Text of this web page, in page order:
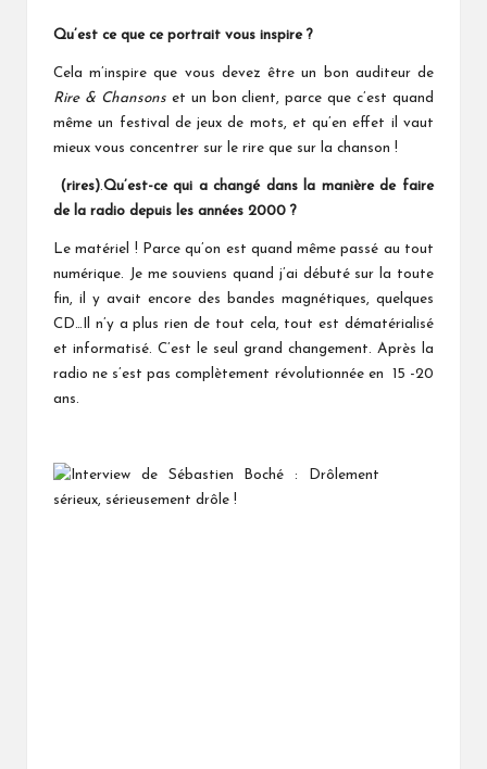
Qu’est ce que ce portrait vous inspire ?
Cela m’inspire que vous devez être un bon auditeur de
Rire & Chansons et un bon client, parce que c’est quand
même un festival de jeux de mots, et qu’en effet il vaut
mieux vous concentrer sur le rire que sur la chanson !
(rires).Qu’est-ce qui a changé dans la manière de faire
de la radio depuis les années 2000 ?
Le matériel ! Parce qu’on est quand même passé au tout
numérique. Je me souviens quand j’ai débuté sur la toute
fin, il y avait encore des bandes magnétiques, quelques
CD…Il n’y a plus rien de tout cela, tout est dématérialisé
et informatisé. C’est le seul grand changement. Après la
radio ne s’est pas complètement révolutionnée en 15 -20
ans.